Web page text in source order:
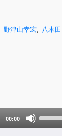
野津山幸宏, 八木田
00:00